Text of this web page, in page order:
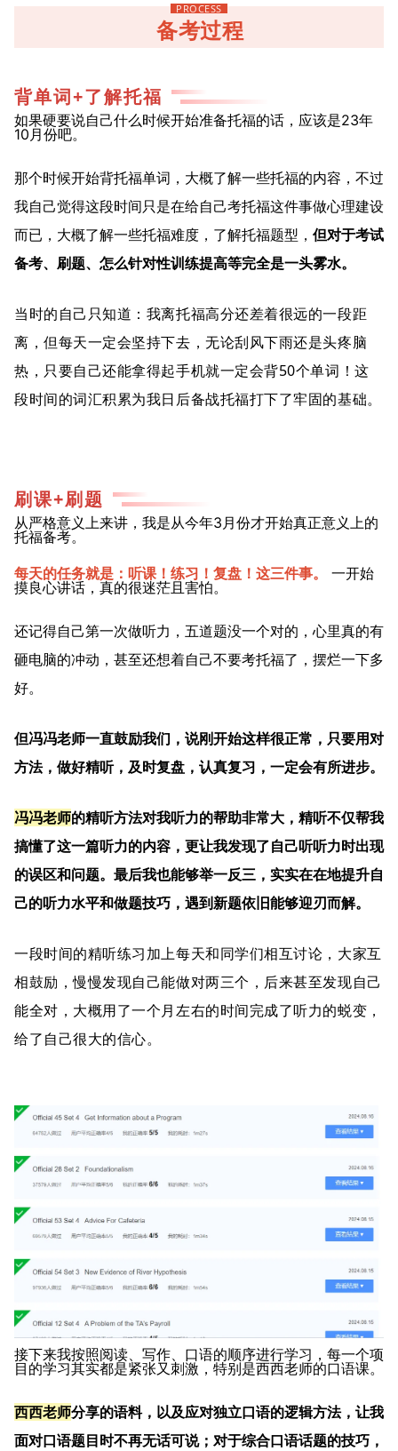
PROCESS
备考过程
背单词+了解托福
如果硬要说自己什么时候开始准备托福的话，应该是23年
10月份吧。
那个时候开始背托福单词，大概了解一些托福的内容，不过
我自己觉得这段时间只是在给自己考托福这件事做心理建设
而已，大概了解一些托福难度，了解托福题型， 但对于考试
备考、刷题、怎么针对性训练提高等完全是一头雾水。
当时的自己只知道：我离托福高分还差着很远的一段距
离，但每天一定会坚持下去，无论刮风下雨还是头疼脑
热，只要自己还能拿得起手机就一定会背50个单词！这
段时间的词汇积累为我日后备战托福打下了牢固的基础。
刷课+刷题
从严格意义上来讲，我是从今年3月份才开始真正意义上的
托福备考。
每天的任务就是：听课！练习！复盘！这三件事。
一开始
摸良心讲话，真的很迷茫且害怕。
还记得自己第一次做听力，五道题没一个对的，心里真的有
砸电脑的冲动，甚至还想着自己不要考托福了，摆烂一下多
好。
但冯冯老师一直鼓励我们，说刚开始这样很正常，只要用对
方法，做好精听，及时复盘，认真复习，一定会有所进步。
冯冯老师的精听方法对我听力的帮助非常大，精听不仅帮我
搞懂了这一篇听力的内容，更让我发现了自己听听力时出现
的误区和问题。最后我也能够举一反三，实实在在地提升自
己的听力水平和做题技巧，遇到新题依旧能够迎刃而解。
一段时间的精听练习加上每天和同学们相互讨论，大家互
相鼓励，慢慢发现自己能做对两三个，后来甚至发现自己
能全对，大概用了一个月左右的时间完成了听力的蜕变，
给了自己很大的信心。
接下来我按照阅读、写作、口语的顺序进行学习，每一个项
目的学习其实都是紧张又刺激，特别是西西老师的口语课。
西西老师分享的语料，以及应对独立口语的逻辑方法，让我
面对口语题目时不再无话可说；对于综合口语话题的技巧，